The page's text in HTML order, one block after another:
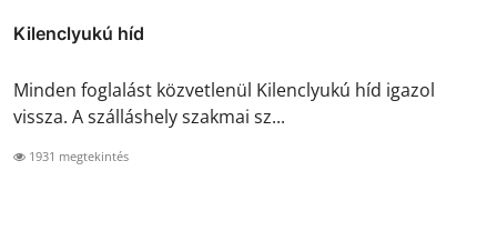
Kilenclyukú híd
Minden foglalást közvetlenül Kilenclyukú híd igazol
vissza. A szálláshely szakmai sz...
1931 megtekintés